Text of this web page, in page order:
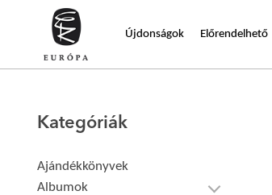
Újdonságok Előrendelhető
Kategóriák
Ajándékkönyvek
Albumok